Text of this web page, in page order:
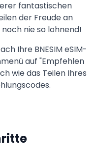
fantastischen
der Freude an
nie so lohnend!
Ihre BNESIM eSIM-
auf "Empfehlen
wie das Teilen Ihres